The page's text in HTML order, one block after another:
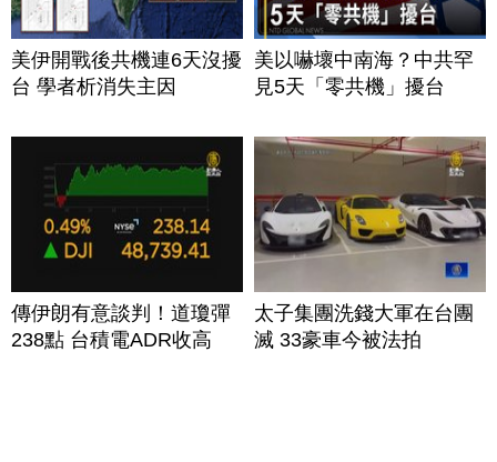
美伊開戰後共機連6天沒擾
台 學者析消失主因
美以嚇壞中南海？中共罕
見5天「零共機」擾台
傳伊朗有意談判！道瓊彈
238點 台積電ADR收高
太子集團洗錢大軍在台團
滅 33豪車今被法拍